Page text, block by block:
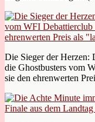
Die Sieger der Herzen:
die Ghostbusters vom
sie den ehrenwerten